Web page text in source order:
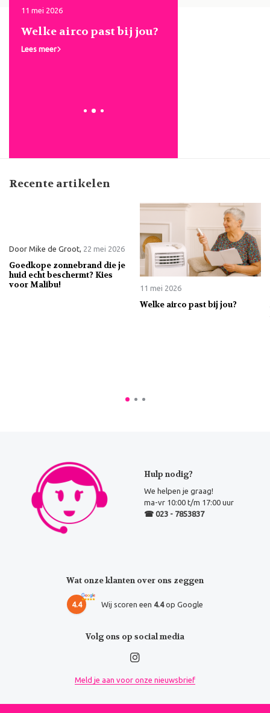
11 mei 2026
Let's Get Ready to
Rumble: Stoere giftsets
Recente artikelen
Door Mike de Groot, 22 mei 2026
Goedkope zonnebrand die je
huid echt beschermt? Kies
voor Malibu!
11 mei 2026
Welke airco past bij jou?
Hulp nodig?
We helpen je graag!
ma-vr 10:00 t/m 17:00 uur
☎ 023 - 7853837
Wat onze klanten over ons zeggen
4.4 Wij scoren een 4.4op Google
Volg ons op social media
Meld je aan voor onze nieuwsbrief